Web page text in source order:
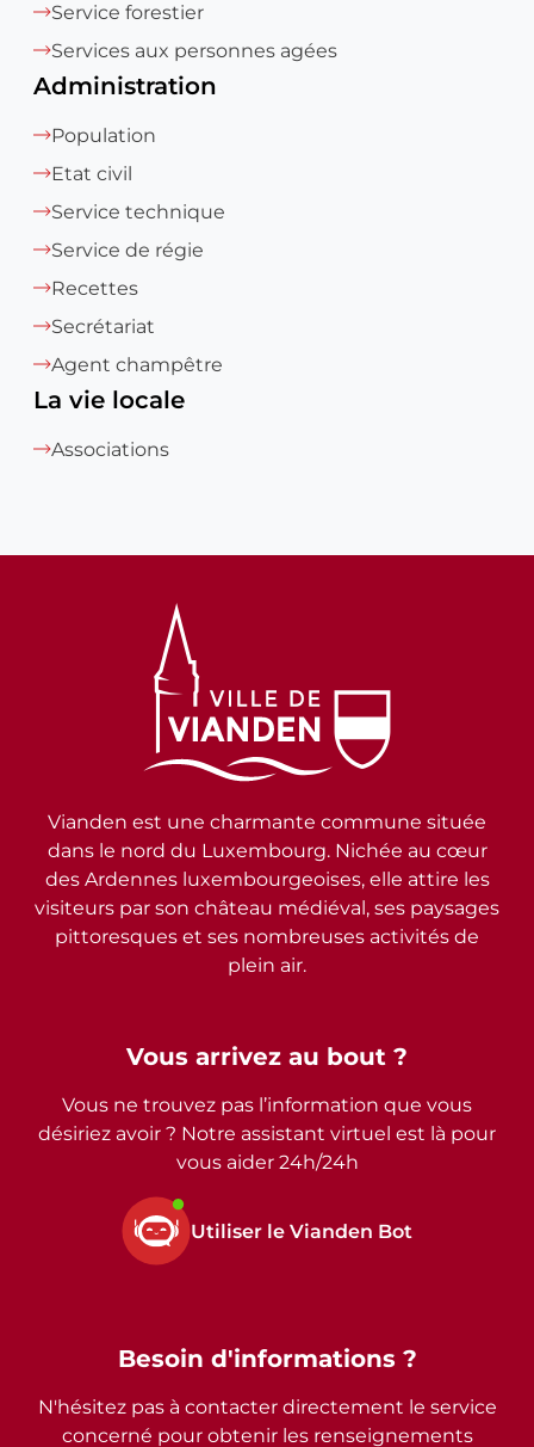
Service forestier
Services aux personnes agées
Administration
Population
Etat civil
Service technique
Service de régie
Recettes
Secrétariat
Agent champêtre
La vie locale
Associations
Vous arrivez au bout ?
Vous ne trouvez pas l’information que vous
désiriez avoir ? Notre assistant virtuel est là pour
vous aider 24h/24h
Utiliser le Vianden Bot
Vianden est une charmante commune située
dans le nord du Luxembourg. Nichée au cœur
des Ardennes luxembourgeoises, elle attire les
visiteurs par son château médiéval, ses paysages
pittoresques et ses nombreuses activités de
plein air.
Besoin d'informations ?
N'hésitez pas à contacter directement le service
concerné pour obtenir les renseignements